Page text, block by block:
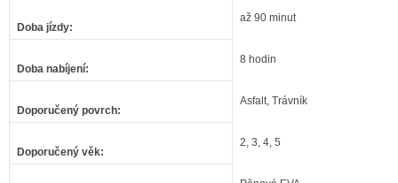
Doba jízdy:
až 90 minut
Doba nabíjení:
8 hodin
Doporučený povrch:
Asfalt, Trávník
Doporučený věk:
2, 3, 4, 5